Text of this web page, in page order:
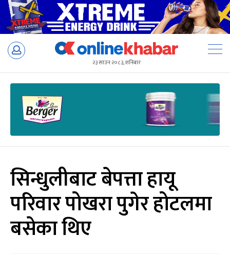
Skip
२३ साउन २०८३, शनिबार
सिन्धुलीबाट बेपत्ता हायू
परिवार पोखरा पुगेर होटलमा
बसेका थिए